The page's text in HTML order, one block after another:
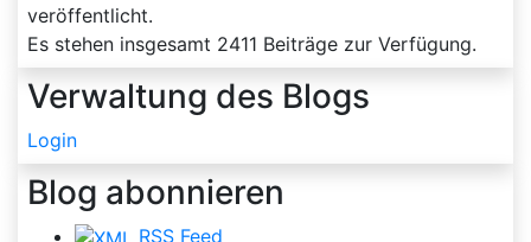
veröffentlicht.
Es stehen insgesamt 2411 Beiträge zur Verfügung.
Verwaltung des Blogs
Login
Blog abonnieren
RSS Feed